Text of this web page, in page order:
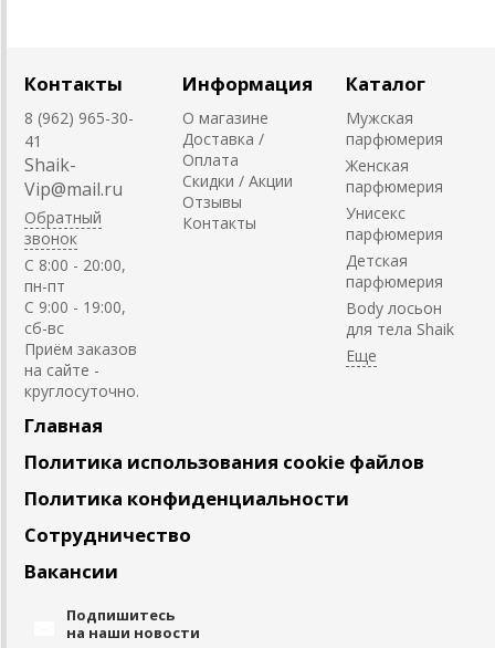
Контакты
8 (962) 965-30-
41
Shaik-
Vip@mail.ru
Обратный
звонок
C 8:00 - 20:00,
пн-пт
С 9:00 - 19:00,
сб-вс
Приём заказов
на сайте -
круглосуточно.
Информация
О магазине
Доставка /
Оплата
Скидки / Акции
Отзывы
Контакты
Каталог
Мужская
парфюмерия
Женская
парфюмерия
Унисекс
парфюмерия
Детская
парфюмерия
Body лосьон
для тела Shaik
Главная
Политика использования cookie файлов
Политика конфиденциальности
Сотрудничество
Вакансии
Подпишитесь
на наши новости